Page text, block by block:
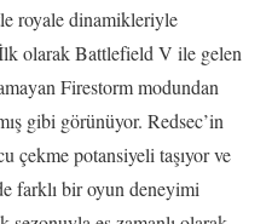
royale dinamikleriyle
olarak Battlefield V ile gelen
Firestorm modundan
gibi görünüyor. Redsec’in
çekme potansiyeli taşıyor ve
farklı bir oyun deneyimi